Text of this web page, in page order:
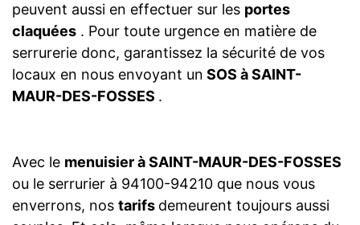
peuvent aussi en effectuer sur les portes
claquées . Pour toute urgence en matière de
serrurerie donc, garantissez la sécurité de vos
locaux en nous envoyant un SOS à SAINT-
MAUR-DES-FOSSES .
Avec le menuisier à SAINT-MAUR-DES-FOSSES
ou le serrurier à 94100-94210 que nous vous
enverrons, nos tarifs demeurent toujours aussi